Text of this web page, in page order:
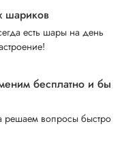
шариков
есть шары на день
бесплатно и бы
решаем вопросы быстро